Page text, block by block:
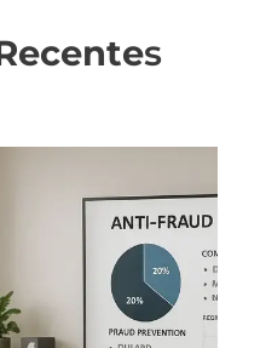
s